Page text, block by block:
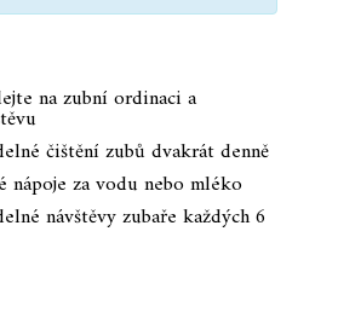
na zubní ordinaci a
čištění zubů dvakrát denně
nápoje za vodu nebo mléko
návštěvy zubaře každých 6